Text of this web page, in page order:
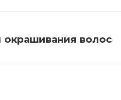
окрашивания волос